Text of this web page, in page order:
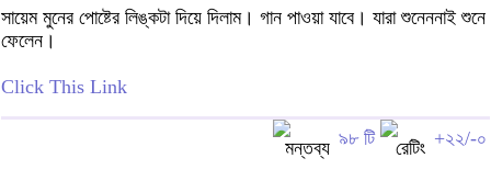
সায়েম মুনের পোষ্টের লিঙ্কটা দিয়ে দিলাম। গান পাওয়া যাবে। যারা শুনেননাই শুনে
ফেলেন।
Click This Link
৯৮ টি +২২/-০